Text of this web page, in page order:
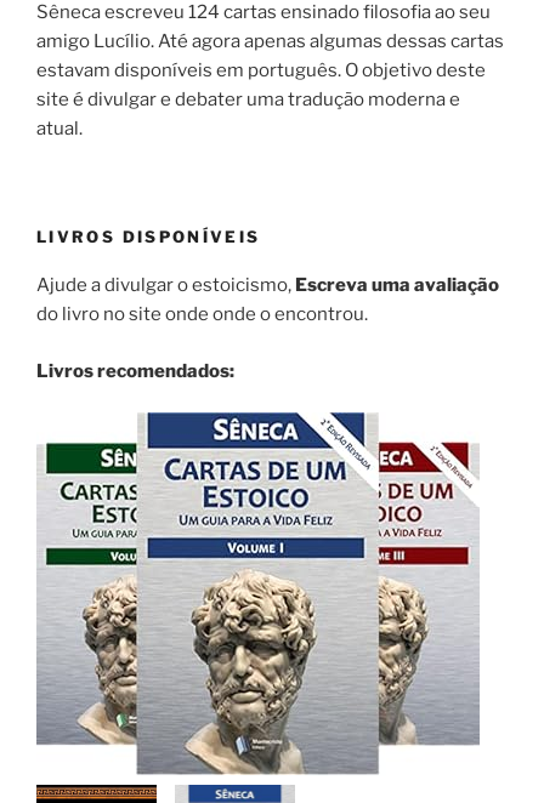
Sêneca escreveu 124 cartas ensinado filosofia ao seu
amigo Lucílio. Até agora apenas algumas dessas cartas
estavam disponíveis em português. O objetivo deste
site é divulgar e debater uma tradução moderna e
atual.
LIVROS DISPONÍVEIS
Ajude a divulgar o estoicismo, Escreva uma avaliação
do livro no site onde onde o encontrou.
Livros recomendados: